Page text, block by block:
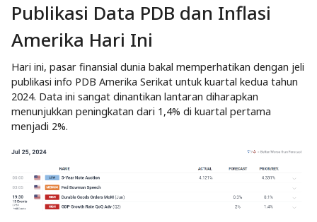
Publikasi Data PDB dan Inflasi
Amerika Hari Ini
Hari ini, pasar finansial dunia bakal memperhatikan dengan jeli
publikasi info PDB Amerika Serikat untuk kuartal kedua tahun
2024. Data ini sangat dinantikan lantaran diharapkan
menunjukkan peningkatan dari 1,4% di kuartal pertama
menjadi 2%.